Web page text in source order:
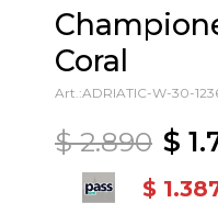
Coral
ADRIATIC-W-30-
$
$ 2.890
$